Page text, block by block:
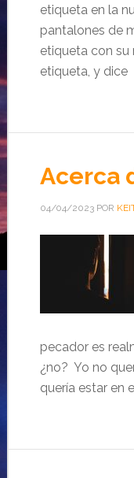
etiqueta en la
pantalones de
etiqueta con
etiqueta, y dice
Acerca
04/04/2023POR
pecador es
¿no? Yo no
quería estar en